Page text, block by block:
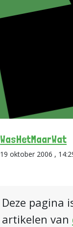
WasHetMaarWat
19 oktober 2006 ,
Deze pagina
artikelen van